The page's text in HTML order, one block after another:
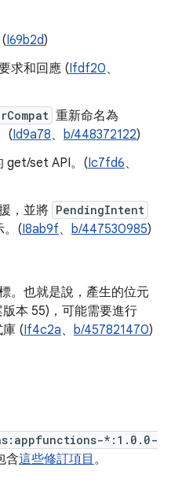
I69b2d)
求和回應 (Ifdf20、
重新命名為
(Id9a78、 b/448372122)
get/set API。(Ic7fd6、
，並將 PendingIntent
。(I8ab9f、 b/447530985)
。也就是說，產生的位元
本 55)，可能需要進行
(If4c2a、 b/457821470)
*:1.0.0-
含這些修訂項目 。